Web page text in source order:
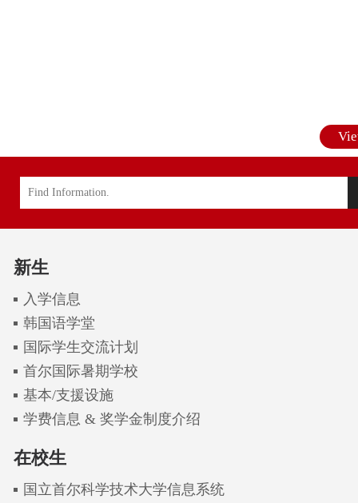
新生
入学信息
韩国语学堂
国际学生交流计划
首尔国际暑期学校
基本/支援设施
学费信息 & 奖学金制度介绍
在校生
国立首尔科学技术大学信息系统